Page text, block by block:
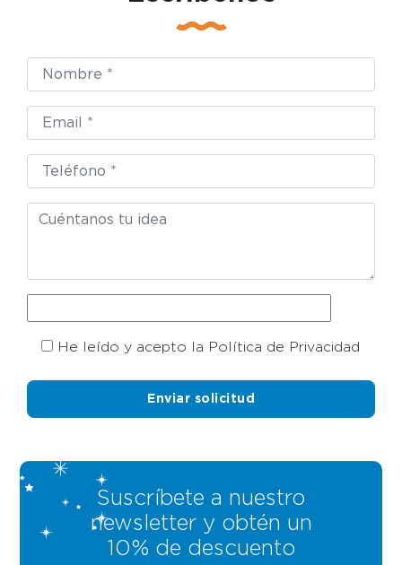
He leído y acepto la Política de Privacidad
Suscríbete a nuestro
newsletter y obtén un
10% de descuento